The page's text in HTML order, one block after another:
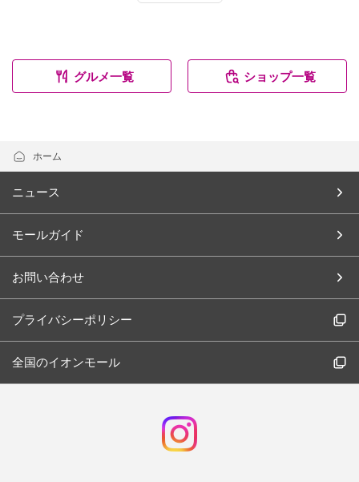
グルメ一覧 ショップ一覧
ホーム
ニュース
モールガイド
お問い合わせ
プライバシーポリシー
全国のイオンモール